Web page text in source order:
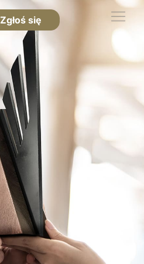
Zgłoś się